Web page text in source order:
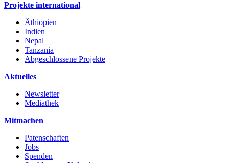
Projekte international
Äthiopien
Indien
Nepal
Tanzania
Abgeschlossene Projekte
Aktuelles
Newsletter
Mediathek
Mitmachen
Patenschaften
Jobs
Spenden